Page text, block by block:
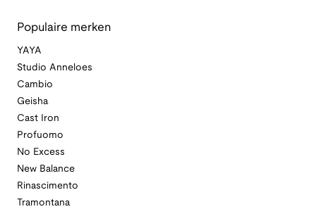
Populaire merken
YAYA
Studio Anneloes
Cambio
Geisha
Cast Iron
Profuomo
No Excess
New Balance
Rinascimento
Tramontana